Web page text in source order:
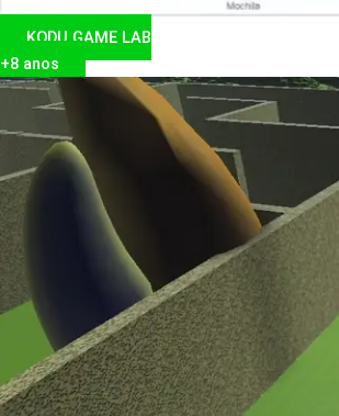
KODU GAME LAB
+8 anos